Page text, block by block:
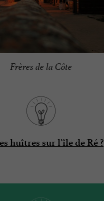
Frères de la Côte
huîtres sur l'île de Ré ?